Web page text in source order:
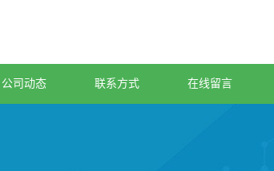
公司动态 联系方式 在线留言